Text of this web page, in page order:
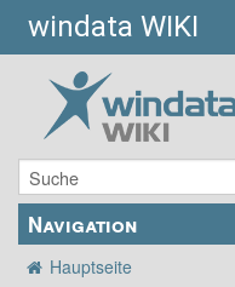
windata WIKI
Navigation
Hauptseite